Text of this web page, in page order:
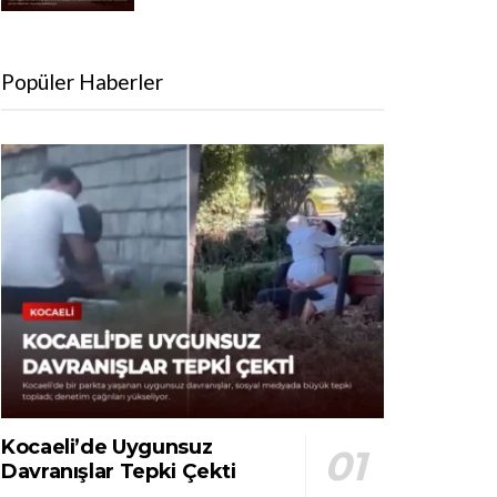
Popüler Haberler
Kocaeli’de Uygunsuz
Davranışlar Tepki Çekti